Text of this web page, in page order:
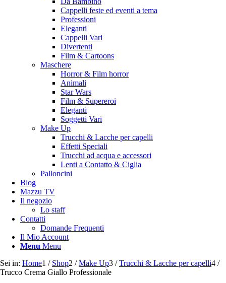
Cappelli feste ed eventi a tema
Professioni
Eleganti
Cappelli Vari
Divertenti
Film & Cartoons
Maschere
Horror & Film horror
Animali
Star Wars
Film & Supereroi
Eleganti
Soggetti Vari
Make Up
Trucchi & Lacche per capelli
Effetti Speciali
Trucchi ad acqua e accessori
Lenti a Contatto & Ciglia
Palloncini
Blog
Mazzu TV
Il negozio
Lo staff
Contatti
Domande Frequenti
Il Mio Account
Menu Menu
Sei in: Home1 / Shop2 / Make Up3 / Trucchi & Lacche per capelli4 /
Trucco Crema Giallo Professionale